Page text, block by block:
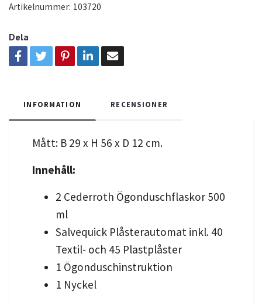
Artikelnummer: 103720
Dela
INFORMATION RECENSIONER
Mått: B 29 x H 56 x D 12 cm.
Innehåll:
2 Cederroth Ögonduschflaskor 500
ml
Salvequick Plåsterautomat inkl. 40
Textil- och 45 Plastplåster
1 Ögonduschinstruktion
1 Nyckel